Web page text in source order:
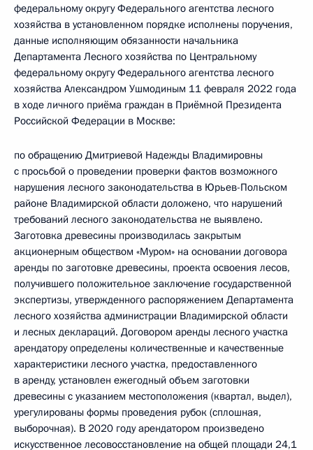
федеральному округу Федерального агентства лесного
хозяйства в установленном порядке исполнены поручения,
данные исполняющим обязанности начальника
Департамента Лесного хозяйства по Центральному
федеральному округу Федерального агентства лесного
хозяйства Александром Ушмодиным 11 февраля 2022 года
в ходе личного приёма граждан в Приёмной Президента
Российской Федерации в Москве:
по обращению Дмитриевой Надежды Владимировны
с просьбой о проведении проверки фактов возможного
нарушения лесного законодательства в Юрьев-Польском
районе Владимирской области доложено, что нарушений
требований лесного законодательства не выявлено.
Заготовка древесины производилась закрытым
акционерным обществом «Муром» на основании договора
аренды по заготовке древесины, проекта освоения лесов,
получившего положительное заключение государственной
экспертизы, утвержденного распоряжением Департамента
лесного хозяйства администрации Владимирской области
и лесных деклараций. Договором аренды лесного участка
арендатору определены количественные и качественные
характеристики лесного участка, предоставленного
в аренду, установлен ежегодный объем заготовки
древесины с указанием местоположения (квартал, выдел),
урегулированы формы проведения рубок (сплошная,
выборочная). В 2020 году арендатором произведено
искусственное лесовосстановление на общей площади 24,1